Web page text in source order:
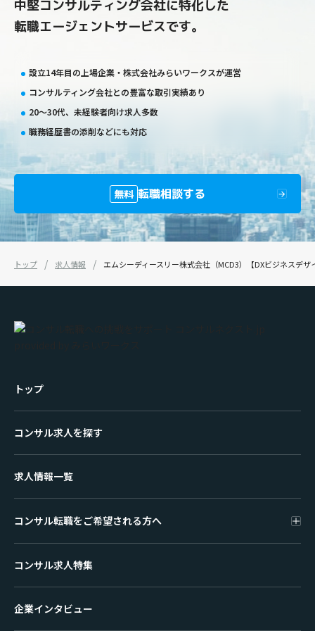
中堅コンサルティング会社に特化した
転職エージェントサービスです。
設立14年目の上場企業・株式会社みらいワークスが運営
コンサルティング会社との豊富な取引実績あり
20〜30代、未経験者向け求人多数
職務経歴書の添削などにも対応
無料 転職相談する
トップ 求人情報 エムシーディースリー株式会社（MCD3）【DXビジネスデザ
トップ
コンサル求人を探す
求人情報一覧
コンサル転職をご希望される方へ
コンサル求人特集
企業インタビュー